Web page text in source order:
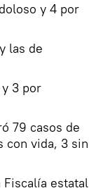
y 4 por
las de
3 por
79 casos de
con vida, 3 sin
estatal